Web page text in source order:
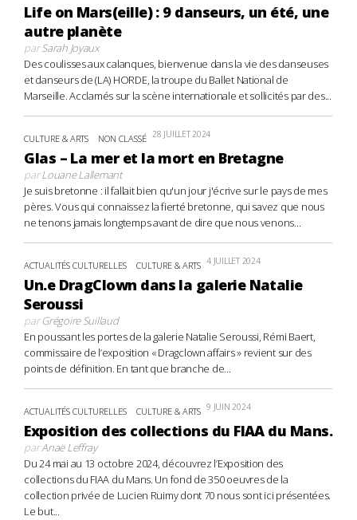
Life on Mars(eille) : 9 danseurs, un été, une
autre planète
parSarah Joyaux
Des coulisses aux calanques, bienvenue dans la vie des danseuses
et danseurs de (LA) HORDE, la troupe du Ballet National de
Marseille. Acclamés sur la scène internationale et sollicités par des...
CULTURE & ARTS NON CLASSÉ 28 JUILLET 2024
Glas – La mer et la mort en Bretagne
parLouane Lallemant
Je suis bretonne : il fallait bien qu'un jour j'écrive sur le pays de mes
pères. Vous qui connaissez la fierté bretonne, qui savez que nous
ne tenons jamais longtemps avant de dire que nous venons...
ACTUALITÉS CULTURELLES CULTURE & ARTS 4 JUILLET 2024
Un.e DragClown dans la galerie Natalie
Seroussi
parGrégoire Suillaud
En poussant les portes de la galerie Natalie Seroussi, Rémi Baert,
commissaire de l’exposition « Dragclown affairs » revient sur des
points de définition. En tant que branche de...
ACTUALITÉS CULTURELLES CULTURE & ARTS 9 JUIN 2024
Exposition des collections du FIAA du Mans.
parAnaë Leffray
Du 24 mai au 13 octobre 2024, découvrez l’Exposition des
collections du FIAA du Mans. Un fond de 350 oeuvres de la
collection privée de Lucien Ruimy dont 70 nous sont ici présentées.
Le but...